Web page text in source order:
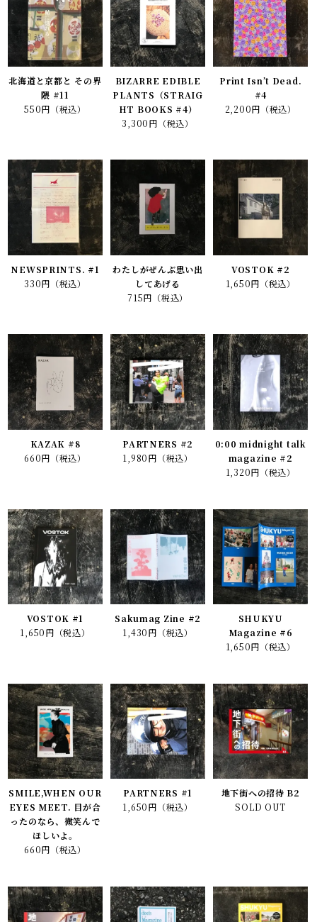
北海道と京都と その界
隈 #11
550円（税込）
BIZARRE EDIBLE
PLANTS（STRAIG
HT BOOKS #4）
3,300円（税込）
Print Isn’t Dead.
#4
2,200円（税込）
NEWSPRINTS. #1
330円（税込）
わたしがぜんぶ思い出
してあげる
715円（税込）
VOSTOK #2
1,650円（税込）
KAZAK #8
660円（税込）
PARTNERS #2
1,980円（税込）
0:00 midnight talk
magazine #2
1,320円（税込）
VOSTOK #1
1,650円（税込）
Sakumag Zine #2
1,430円（税込）
SHUKYU
Magazine #6
1,650円（税込）
SMILE,WHEN OUR
EYES MEET. 目が合
ったのなら、微笑んで
ほしいよ。
660円（税込）
PARTNERS #1
1,650円（税込）
地下街への招待 B2
SOLD OUT